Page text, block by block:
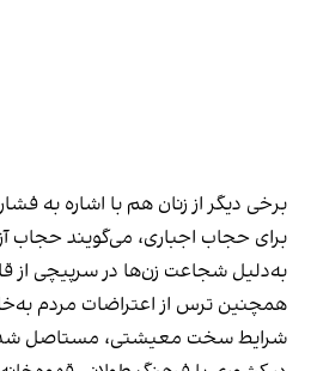
برخی دیگر از زنان هم با اشاره به
برای حجاب اجباری، می‌گویند حجاب
به‌دلیل شجاعت زن‌ها در سرپیچی از
همچنین ترس از اعتراضات مردم
شرایط سخت معیشتی، مستاصل